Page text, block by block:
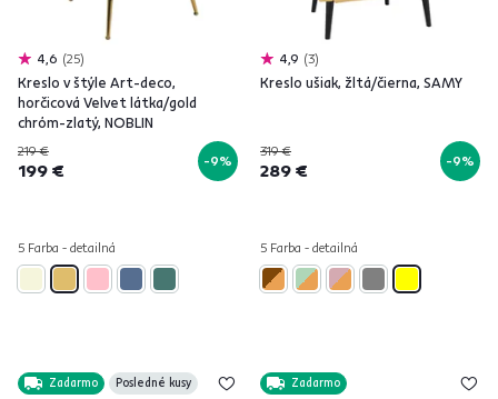
4,6 25
Kreslo v štýle Art-deco,
horčicová Velvet látka/gold
chróm-zlatý, NOBLIN
219 €
199 € -9%
5 Farba - detailná
4,9 3
Kreslo ušiak, žltá/čierna, SAMY
319 €
289 € -9%
5 Farba - detailná
Zadarmo Posledné kusy Zadarmo